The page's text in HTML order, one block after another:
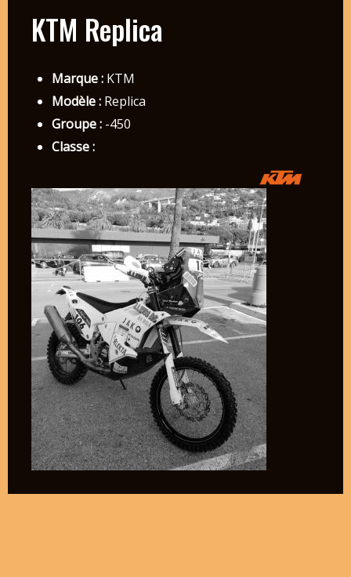
KTM Replica
Marque :KTM
Modèle :Replica
Groupe :-450
Classe :